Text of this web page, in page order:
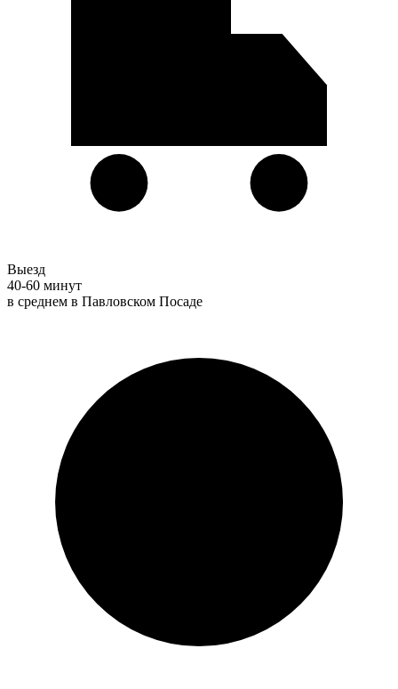
Выезд
40-60 минут
в среднем в Павловском Посаде